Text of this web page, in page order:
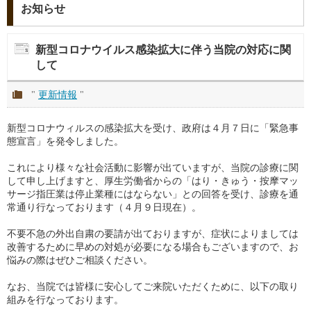
お知らせ
新型コロナウイルス感染拡大に伴う当院の対応に関
して
" 更新情報 "
新型コロナウィルスの感染拡大を受け、政府は４月７日に「緊急事
態宣言」を発令しました。
これにより様々な社会活動に影響が出ていますが、当院の診療に関
して申し上げますと、厚生労働省からの「はり・きゅう・按摩マッ
サージ指圧業は停止業種にはならない」との回答を受け、診療を通
常通り行なっております（４月９日現在）。
不要不急の外出自粛の要請が出ておりますが、症状によりましては
改善するために早めの対処が必要になる場合もございますので、お
悩みの際はぜひご相談ください。
なお、当院では皆様に安心してご来院いただくために、以下の取り
組みを行なっております。